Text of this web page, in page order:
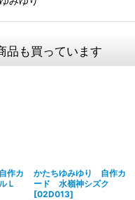
品も買っています
作カ
Ｌ
かたちゆみゆり 自作カ
ード 水嶺神シズク
[02D013]